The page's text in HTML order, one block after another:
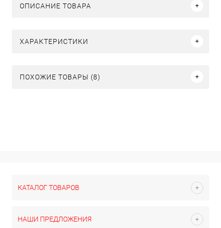
ОПИСАНИЕ ТОВАРА
ХАРАКТЕРИСТИКИ
ПОХОЖИЕ ТОВАРЫ (8)
КАТАЛОГ ТОВАРОВ
НАШИ ПРЕДЛОЖЕНИЯ